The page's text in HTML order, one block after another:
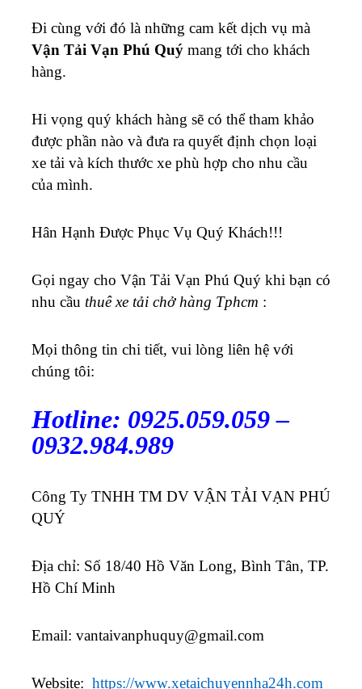
Đi cùng với đó là những cam kết dịch vụ mà
Vận Tải Vạn Phú Quý mang tới cho khách
hàng.
Hi vọng quý khách hàng sẽ có thể tham khảo
được phần nào và đưa ra quyết định chọn loại
xe tải và kích thước xe phù hợp cho nhu cầu
của mình.
Hân Hạnh Được Phục Vụ Quý Khách!!!
Gọi ngay cho Vận Tải Vạn Phú Quý khi bạn có
nhu cầu thuê xe tải chở hàng Tphcm :
Mọi thông tin chi tiết, vui lòng liên hệ với
chúng tôi:
Hotline: 0925.059.059 –
0932.984.989
Công Ty TNHH TM DV VẬN TẢI VẠN PHÚ
QUÝ
Địa chỉ: Số 18/40 Hồ Văn Long, Bình Tân, TP.
Hồ Chí Minh
Email: vantaivanphuquy@gmail.com
Website: https://www.xetaichuyennha24h.com